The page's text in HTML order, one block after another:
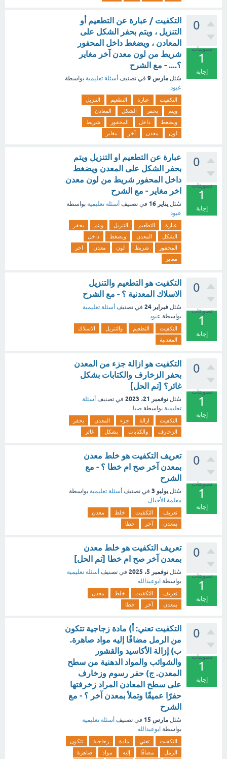
0
تصويتات
1
إجابة
التكفيت / عبارة عن التطعيم أو
التنزيل ، ويتم بحفر الشكل على
المعادن ، ويضغط داخل المحفور
شريط من لون معدن آخر مغاير
؟.... - مع الشرح
سُئل مارس 9 في تصنيف أسئلة تعليمية بواسطة
عبود
التكفيت عبارة التطعيم
التنزيل
ويتم
بحفر الشكل
المعادن
ويضغط
داخل المحفور
شريط
لون
معدن آخر مغاير
0
تصويتات
1
إجابة
عبارة عن التطعيم او التنزيل ويتم
بحفر الشكل على المعدن ويضغط
داخل المحفور شريط من لون معدن
اخر مغاير - مع الشرح
سُئل يناير 16 في تصنيف أسئلة تعليمية بواسطة
عبود
عبارة التطعيم التنزيل ويتم
بحفر
الشكل
المعدن ويضغط
داخل
المحفور
شريط لون معدن
اخر
مغاير
0
تصويتات
1
إجابة
التكفيت هو التطعيم والتنزيل
الاسلاك المعدنية ؟ - مع الشرح
سُئل فبراير 24 في تصنيف أسئلة تعليمية
بواسطة عبود
التكفيت التطعيم والتنزيل
الاسلاك
المعدنية
0
تصويتات
1
إجابة
التكفيت هو ازالة جزء من المعدن
بحفر الزخارف والكتابات بشكل
غائر؟ [تم الحل]
سُئل نوفمبر 21، 2023 في تصنيف أسئلة
تعليمية بواسطة صبا
التكفيت ازالة جزء المعدن
بحفر
الزخارف
والكتابات بشكل غائر
0
تصويتات
1
إجابة
تعريف التكفيت هو خلط معدن
بمعدن آخر صح ام خطا ؟ - مع
الشرح
سُئل يوليو 3 في تصنيف أسئلة تعليمية بواسطة
معلمة الأجيال
تعريف التكفيت خلط
معدن
بمعدن
آخر خطا
0
تصويتات
1
إجابة
تعريف التكفيت هو خلط معدن
بمعدن آخر صح ام خطا [تم الحل]
سُئل نوفمبر 5، 2025 في تصنيف أسئلة تعليمية
بواسطة ابوعبدالله
تعريف التكفيت خلط
معدن
بمعدن
آخر خطا
0
تصويتات
1
إجابة
التكفيت تعني: أ) مادة زجاجية تتكون
من الرمل مضافًا إليه مواد صاهرة.
ب) إزالة الأكاسيد والقشور
والشوائب والمواد الدهنية من سطح
المعدن. ج) حفر رسوم وزخارف
على سطح المعادن المراد زخرفتها
حفرًا عميقًا وتملأ بمعدن آخر ؟ - مع
الشرح
سُئل مارس 15 في تصنيف أسئلة تعليمية
بواسطة ابوعبدالله
التكفيت تعني مادة زجاجية
تتكون
الرمل
مضافًا إليه مواد صاهرة